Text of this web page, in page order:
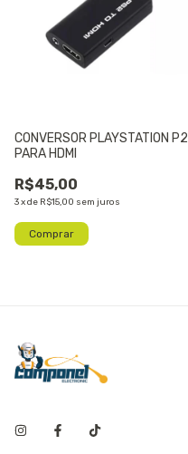
CONVERSOR PLAYSTATION P2
PARA HDMI
R$45,00
3xde R$15,00 sem juros